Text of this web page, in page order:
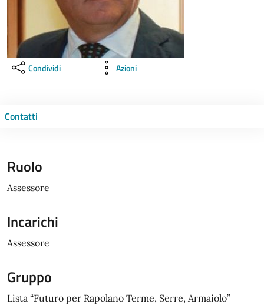
Condividi Azioni
Contatti
Ruolo
Assessore
Incarichi
Assessore
Gruppo
Lista “Futuro per Rapolano Terme, Serre, Armaiolo”